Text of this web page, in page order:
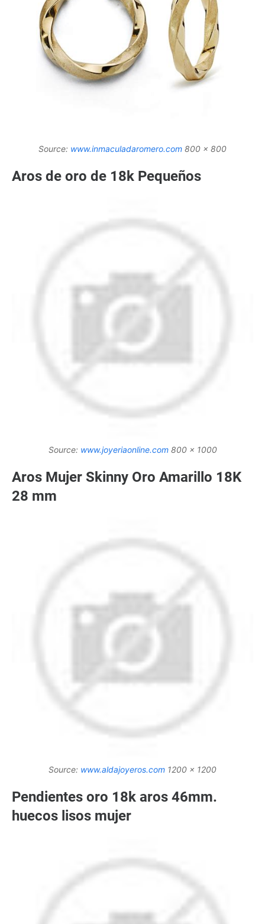
Source: www.inmaculadaromero.com 800 x 800
Aros de oro de 18k Pequeños
Source: www.joyeriaonline.com800 x 1000
Aros Mujer Skinny Oro Amarillo 18K
28 mm
Source: www.aldajoyeros.com 1200 x 1200
Pendientes oro 18k aros 46mm.
huecos lisos mujer